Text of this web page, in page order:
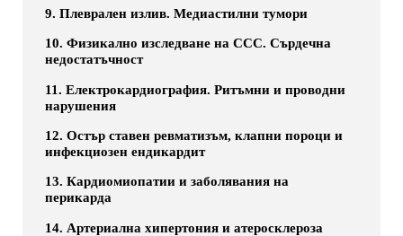
9. Плеврален излив. Медиастилни тумори
10. Физикално изследване на ССС. Сърдечна
недостатъчност
11. Електрокардиография. Ритъмни и проводни
нарушения
12. Остър ставен ревматизъм, клапни пороци и
инфекциозен ендикардит
13. Кардиомиопатии и заболявания на
перикарда
14. Артериална хипертония и атеросклероза